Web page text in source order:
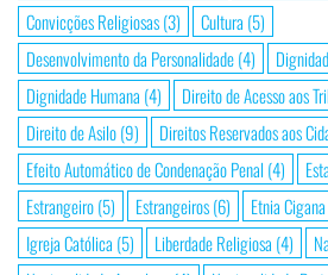
Convicções Religiosas(3) Cultura (5)
Desenvolvimento da Personalidade(4)
Dignidade Humana (4) Direito de Acesso aos
Direito de Asilo(9) Direitos Reservados aos
Efeito Automático de Condenação Penal (4)
Estrangeiro(5) Estrangeiros(6) Etnia Cigana
Igreja Católica (5) Liberdade Religiosa (4)